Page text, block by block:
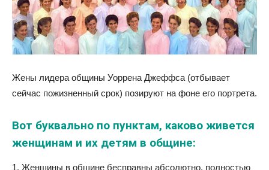
Жены лидера общины Уоррена Джеффса (отбывает
сейчас пожизненный срок) позируют на фоне его портрета.
Вот буквально по пунктам, каково живется
женщинам и их детям в общине:
1. Женщины в общине бесправны абсолютно, полностью